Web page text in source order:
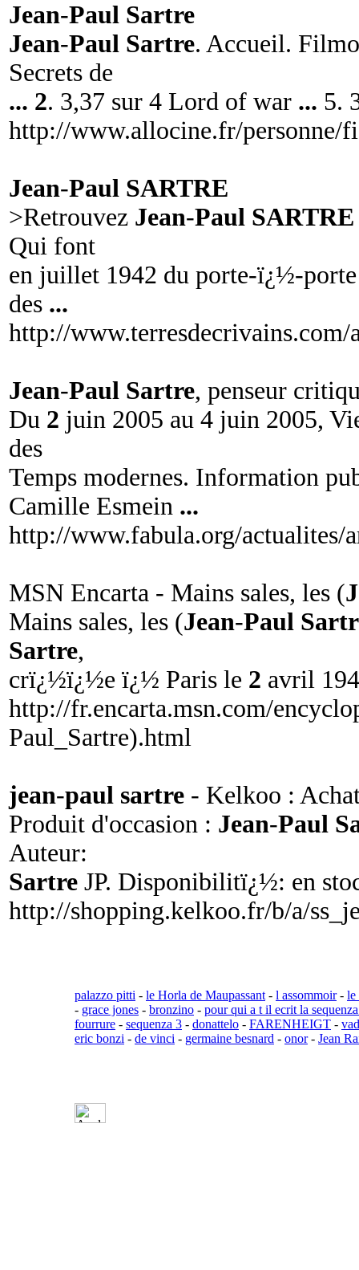
Jean-Paul Sartre
Jean-Paul Sartre. Accueil.
Secrets de
... 2. 3,37 sur 4 Lord of war ... 5.
http://www.allocine.fr/personne/
Jean-Paul SARTRE
>Retrouvez Jean-Paul SARTRE
Qui font
en juillet 1942 du porte-ï¿½-
des ...
http://
Jean-Paul Sartre, penseur
Du 2 juin 2005 au 4 juin 2005,
des
Temps modernes. Information
Camille Esmein ...
http://www.fabula.org/actualites/
MSN Encarta - Mains sales, les (
Mains sales, les (Jean-Paul
Sartre,
crï¿½ï¿½e ï¿½ Paris le 2 avril
http://fr.encarta.msn.com/
Paul_Sartre).html
jean-paul sartre - Kelkoo :
Produit d'occasion : Jean-Paul
Auteur:
Sartre JP. Disponibilitï¿½: en
http://shopping.kelkoo.fr/b/a/
palazzo pitti - le Horla de Maupassant - l assommoir- le
- grace jones - bronzino - pour qui a t il ecrit la
fourrure - sequenza 3 - donattelo - FARENHEIGT -
eric bonzi - de vinci - germaine besnard - onor- Jean